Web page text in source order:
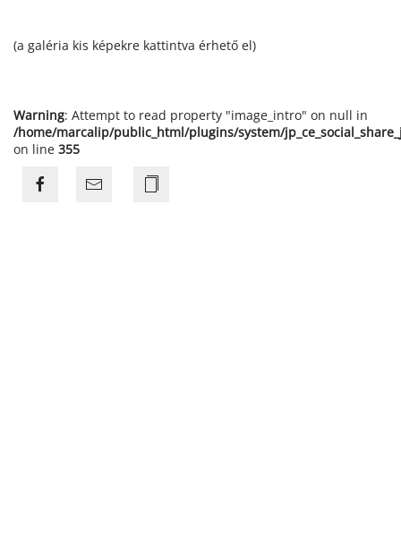
(a galéria kis képekre kattintva érhető el)
Warning: Attempt to read property "image_intro" on null in
/home/marcalip/public_html/plugins/system/
on line 355